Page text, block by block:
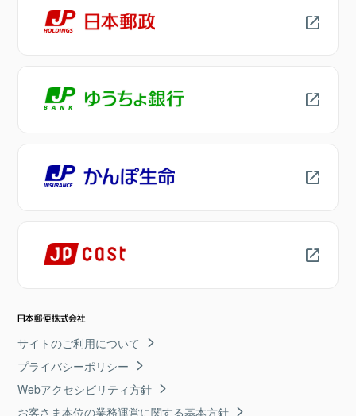
サイトのご利用について
プライバシーポリシー
Webアクセシビリティ方針
お客さま本位の業務運営に関する基本方針